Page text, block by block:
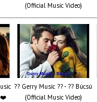
(Official Music Video)
❤️
?? Gerry Music ?? - ?? Búcsú
(Official Music Video)